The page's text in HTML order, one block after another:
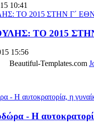
10:41
ΤΟ 2015
15:56
Beautiful-Templates.com
- Η